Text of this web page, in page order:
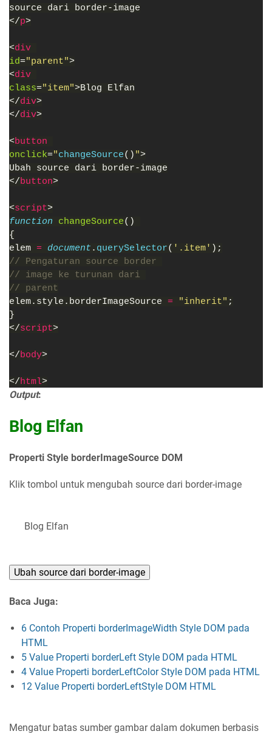
source dari border-image
</p>
<div
id="parent">
<div
class="item">Blog Elfan
</div>
</div>
<button
onclick="changeSource() ">
Ubah source dari border-image
</button>
<script>
function changeSource()
{
elem = document . querySelector( '.item' );
// Pengaturan source border
// image ke turunan dari
// parent
elem.style.borderImageSource = "inherit" ;
}
</script>
</body>
</html>
Output:
Blog Elfan
Properti Style borderImageSource DOM
Klik tombol untuk mengubah source dari border-image
Blog Elfan
Ubah source dari border-image
Baca Juga:
6 Contoh Properti borderImageWidth Style DOM pada
HTML
5 Value Properti borderLeft Style DOM pada HTML
4 Value Properti borderLeftColor Style DOM pada HTML
12 Value Properti borderLeftStyle DOM HTML
Mengatur batas sumber gambar dalam dokumen berbasis